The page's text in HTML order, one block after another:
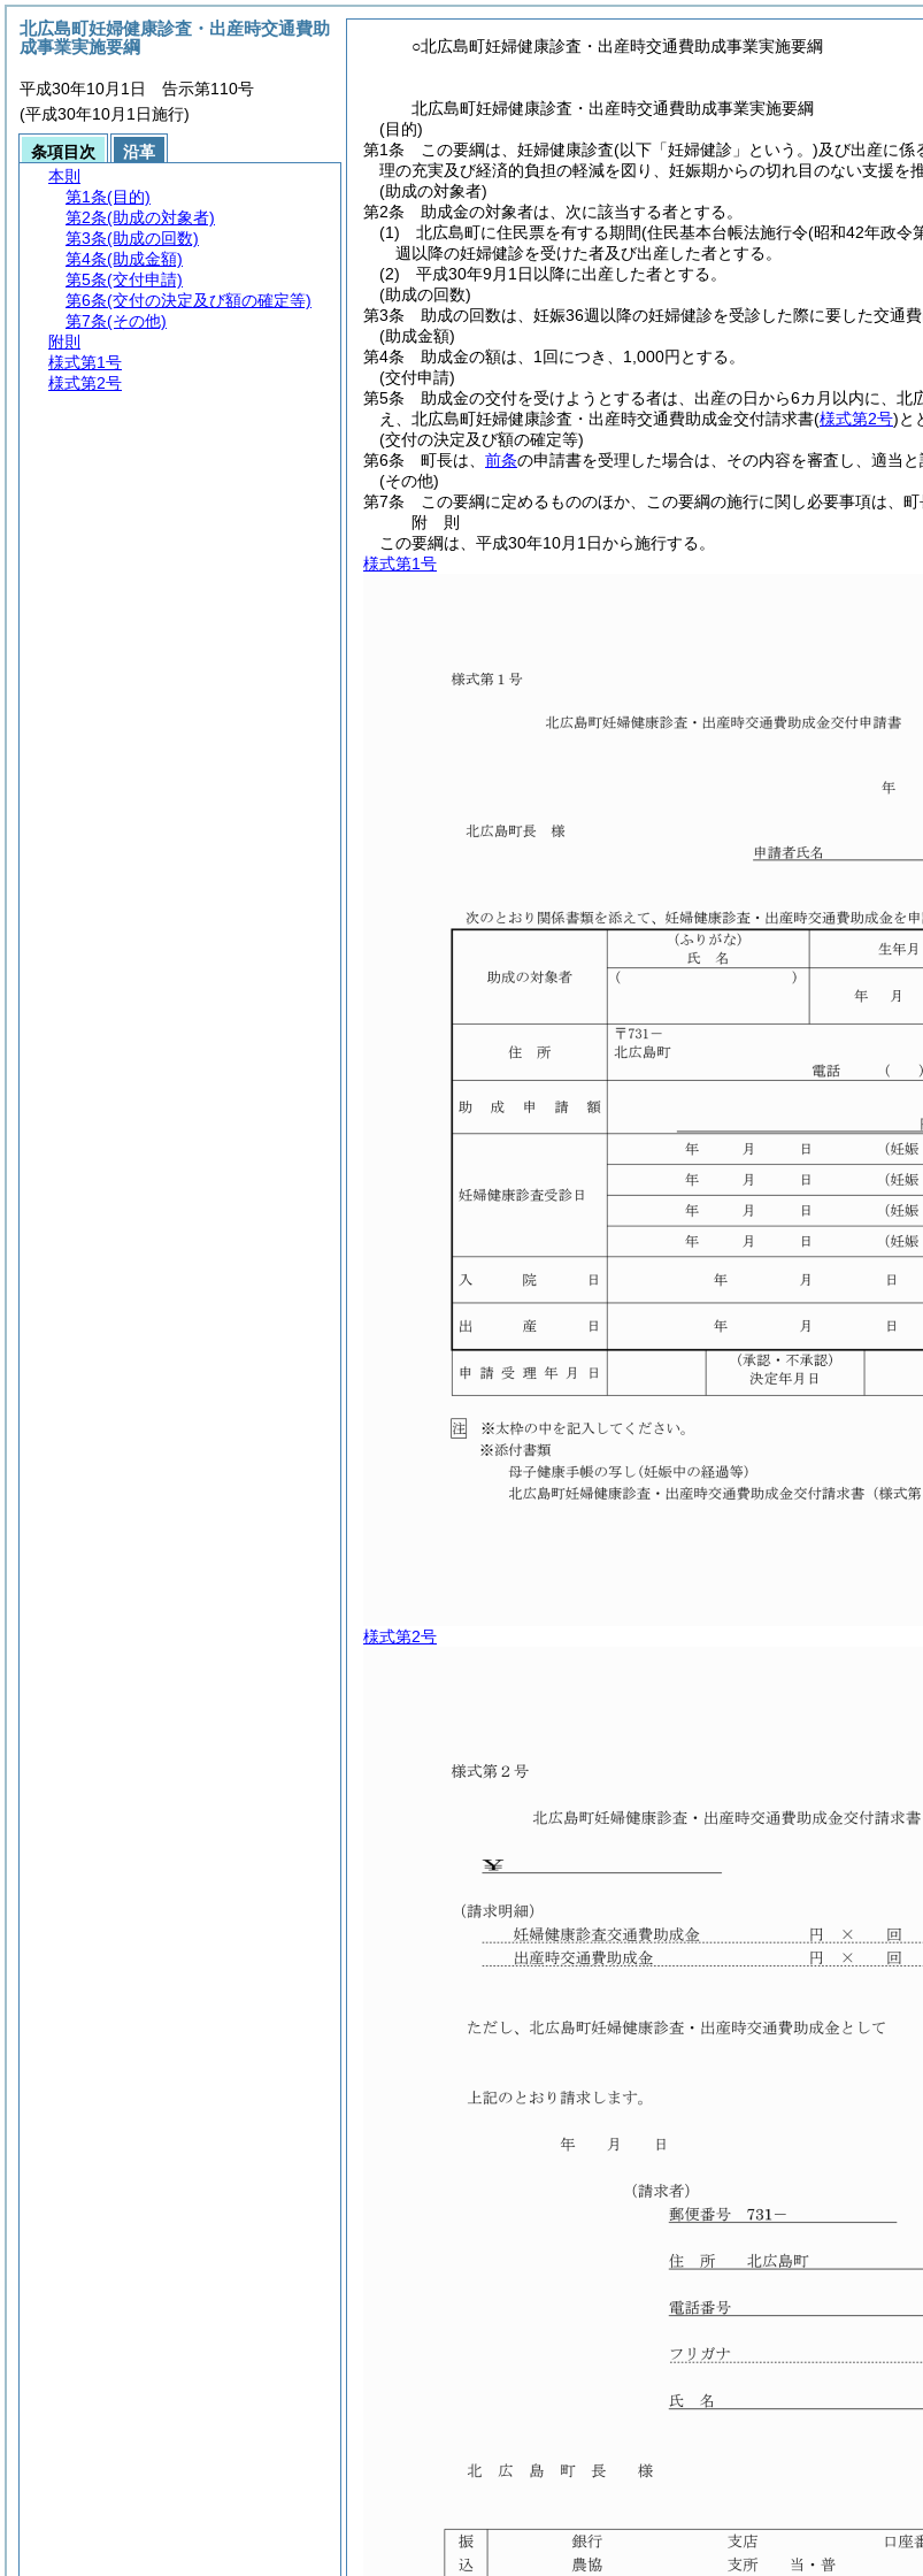
○北広島町妊婦健康診査・出産時交通費助成事業実施要綱
北広島町妊婦健康診査・出産時交通費助成事業実施要綱
(目的)
第1条
この要綱は、妊婦健康診査(以下「妊婦健診」という。)及び出産に係
理の充実及び経済的負担の軽減を図り、妊娠期からの切れ目のない支援を
(助成の対象者)
第2条
助成金の対象者は、次に該当する者とする。
(1)
北広島町に住民票を有する期間(住民基本台帳法施行令(昭和42年政令
週以降の妊婦健診を受けた者及び出産した者とする。
(2)
平成30年9月1日以降に出産した者とする。
(助成の回数)
第3条
助成の回数は、妊娠36週以降の妊婦健診を受診した際に要した交通
(助成金額)
第4条
助成金の額は、1回につき、1,000円とする。
(交付申請)
第5条
助成金の交付を受けようとする者は、出産の日から6カ月以内に、
え、北広島町妊婦健康診査・出産時交通費助成金交付請求書(様式第2号)と
(交付の決定及び額の確定等)
第6条
町長は、 前条の申請書を受理した場合は、その内容を審査し、適当
(その他)
第7条
この要綱に定めるもののほか、この要綱の施行に関し必要事項は、町
附 則
この要綱は、平成30年10月1日から施行する。
様式第1号
様式第2号
北広島町妊婦健康診査・出産時交通費助
成事業実施要綱
平成30年10月1日 告示第110号
(平成30年10月1日施行)
条項目次
沿革
本則
第1条(目的)
第2条(助成の対象者)
第3条(助成の回数)
第4条(助成金額)
第5条(交付申請)
第6条(交付の決定及び額の確定等)
第7条(その他)
附則
様式第1号
様式第2号